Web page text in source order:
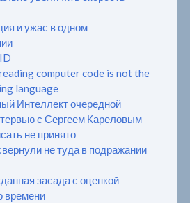
и ужас в одном
computer code is not the
language
Интеллект очередной
с Сергеем Кареловым
не принято
не туда в подражании
засада с оценкой
времени